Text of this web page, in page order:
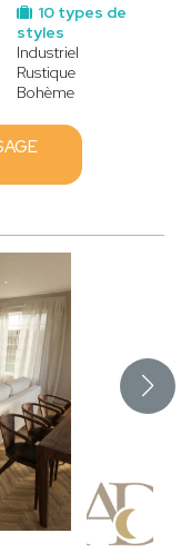
10 types de
styles
Industriel
Rustique
Bohème